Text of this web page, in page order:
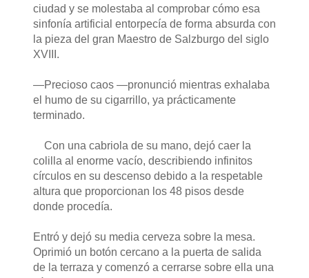
ciudad y se molestaba al comprobar cómo esa
sinfonía artificial entorpecía de forma absurda con
la pieza del gran Maestro de Salzburgo del siglo
XVIII.
—Precioso caos —pronunció mientras exhalaba
el humo de su cigarrillo, ya prácticamente
terminado.
Con una cabriola de su mano, dejó caer la
colilla al enorme vacío, describiendo infinitos
círculos en su descenso debido a la respetable
altura que proporcionan los 48 pisos desde
donde procedía.
Entró y dejó su media cerveza sobre la mesa.
Oprimió un botón cercano a la puerta de salida
de la terraza y comenzó a cerrarse sobre ella una